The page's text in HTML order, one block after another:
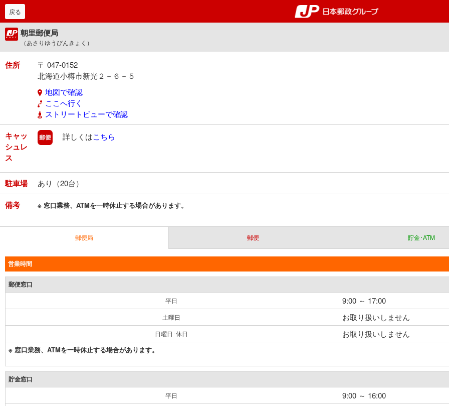
郵便局・日本郵政グルー
戻る
朝里郵便局
（あさりゆうびんきょく）
住所
〒 047-0152
北海道小樽市新光２－６－５
地図で確認
ここへ行く
ストリートビューで確認
キャッ
シュレ
ス
郵便
詳しくはこちら
駐車場 あり（20台）
備考 ※ 窓口業務、ATMを一時休止する場合があります。
郵便局 郵便 貯金･ATM
営業時間
郵便窓口
平日 9:00 ～ 17:00
土曜日 お取り扱いしません
日曜日･休日 お取り扱いしません
※ 窓口業務、ATMを一時休止する場合があります。
貯金窓口
平日 9:00 ～ 16:00